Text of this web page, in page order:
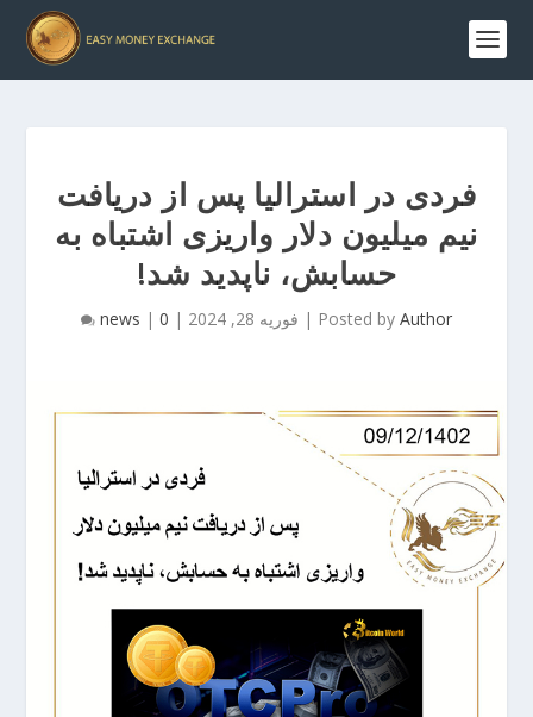
فردی در استرالیا پس از دریافت
نیم میلیون دلار واریزی اشتباه به
حسابش، ناپدید شد!
Posted by Author
| فوریه 28, 2024 |
news | 0